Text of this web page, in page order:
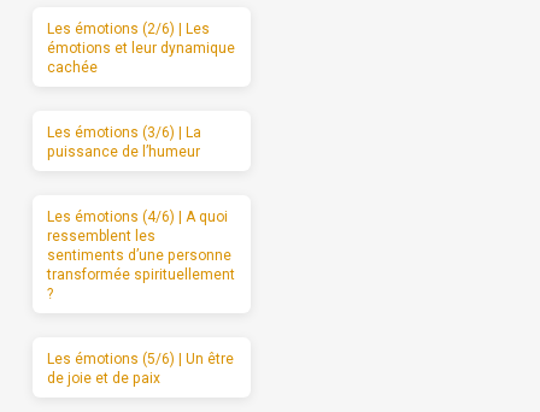
Les émotions (2/6) | Les
émotions et leur dynamique
cachée
Les émotions (3/6) | La
puissance de l’humeur
Les émotions (4/6) | A quoi
ressemblent les
sentiments d’une personne
transformée spirituellement
?
Les émotions (5/6) | Un être
de joie et de paix